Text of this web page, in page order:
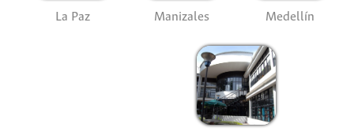
La Paz Manizales Medellín